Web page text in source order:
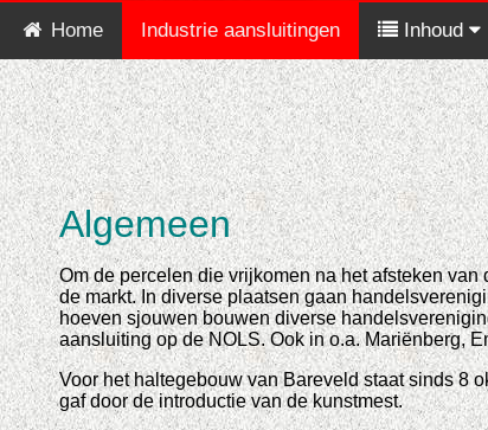
Home Industrie aansluitingen Inhoud
Algemeen
Om de percelen die vrijkomen na het afsteken
de markt. In diverse plaatsen gaan
hoeven sjouwen bouwen diverse
aansluiting op de NOLS. Ook in o.a. Mariënberg,
Voor het haltegebouw van Bareveld staat sinds 8
gaf door de introductie van de kunstmest.